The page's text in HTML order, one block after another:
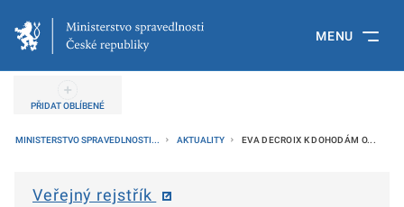
MENU
PŘIDAT OBLÍBENÉ
MINISTERSTVO SPRAVEDLNOSTI... AKTUALITY EVA DECROIX K DOHODÁM O...
Veřejný rejstřík